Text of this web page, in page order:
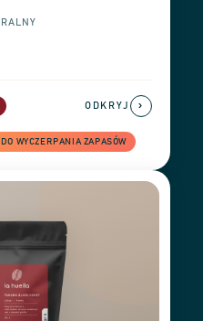
WYCZERPANIA ZAPASÓW
ODKRYJ ›